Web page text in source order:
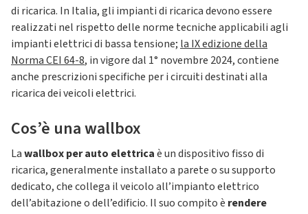
di ricarica. In Italia, gli impianti di ricarica devono essere
realizzati nel rispetto delle norme tecniche applicabili agli
impianti elettrici di bassa tensione; la IX edizione della
Norma CEI 64-8, in vigore dal 1° novembre 2024, contiene
anche prescrizioni specifiche per i circuiti destinati alla
ricarica dei veicoli elettrici.
Cos’è una wallbox
Lawallbox per auto elettricaè un dispositivo fisso di
ricarica, generalmente installato a parete o su supporto
dedicato, che collega il veicolo all’impianto elettrico
dell’abitazione o dell’edificio. Il suo compito è rendere